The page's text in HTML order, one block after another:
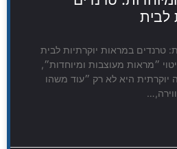
לבית
טרנדים במראות יוקרתיות לבית
״מראות מעוצבות ומיוחדות״,
יוקרתית היא לא רק ״עוד משהו